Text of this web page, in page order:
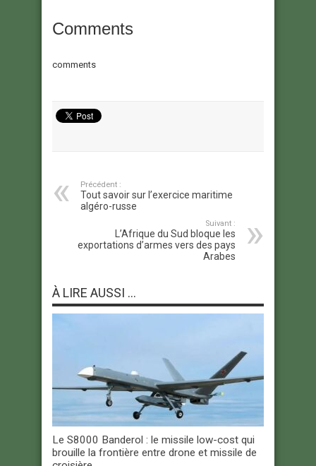
Comments
comments
Précédent :
Tout savoir sur l’exercice maritime
algéro-russe
Suivant :
L’Afrique du Sud bloque les
exportations d’armes vers des pays
Arabes
À LIRE AUSSI ...
Le S8000 Banderol : le missile low-cost qui
brouille la frontière entre drone et missile de